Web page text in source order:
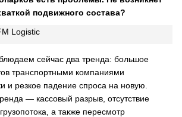
подвижного состава?
Logistic
сейчас два тренда: большое
транспортными компаниями
и резкое падение спроса на новую.
— кассовый разрыв, отсутствие
а также пересмотр